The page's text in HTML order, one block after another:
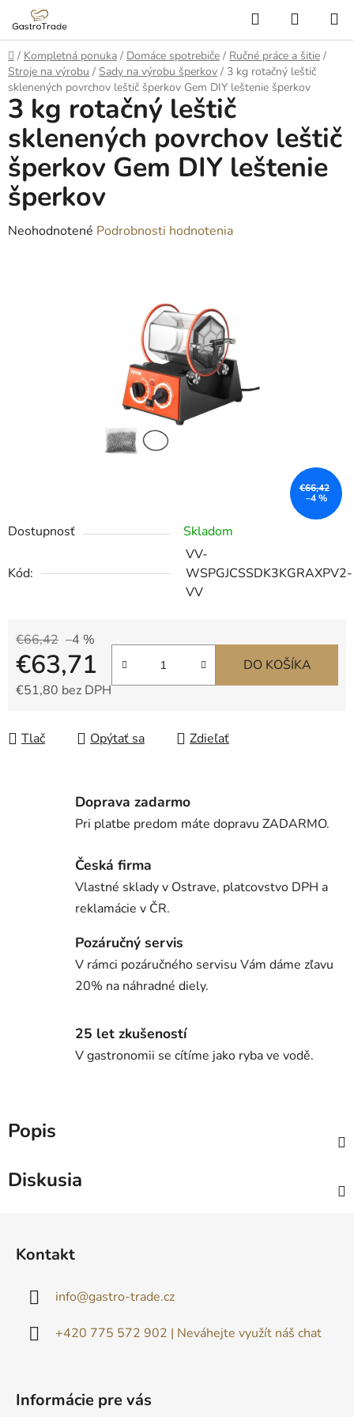
Prejsť
obsah
Hľadať
KOŠÍK
Domov
/ Kompletná ponuka / Domáce spotrebiče / Ručné práce a šitie /
Stroje na výrobu / Sady na výrobu šperkov / 3 kg rotačný leštič
sklenených povrchov leštič šperkov Gem DIY leštenie šperkov
Dostupnosť Skladom
Kód:
VV-
WSPGJCSSDK3KGRAXPV2-
VV
€66,42 –4 %
€63,71
€51,80 bez DPH
DO KOŠÍKA
Tlač Opýtať sa Zdieľať
3 kg rotačný leštič
sklenených povrchov leštič
šperkov Gem DIY leštenie
šperkov
Priemerné
Neohodnotené Podrobnosti hodnotenia
€66,42
–4 %
Doprava zadarmo
Pri platbe predom máte dopravu ZADARMO.
Česká firma
Vlastné sklady v Ostrave, platcovstvo DPH a
reklamácie v ČR.
Pozáručný servis
V rámci pozáručného servisu Vám dáme zľavu
20% na náhradné diely.
25 let zkušeností
V gastronomii se cítíme jako ryba ve vodě.
Popis
Diskusia
Kontakt
info@gastro-trade.cz
+420 775 572 902 | Neváhejte využít náš chat
Informácie pre vás